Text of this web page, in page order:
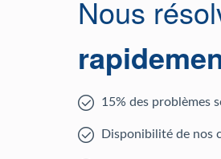
Nous
15% des problèmes
Disponibilité de nos